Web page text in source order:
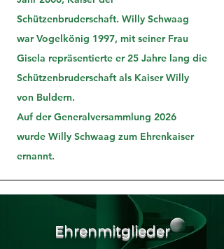
Schützenbruderschaft. Willy Schwaag
war Vogelkönig 1997, mit seiner Frau
Gisela repräsentierte er 25 Jahre lang die
Schützenbruderschaft als Kaiser Willy
von Buldern.
Auf der Generalversammlung 2026
wurde Willy Schwaag zum Ehrenkaiser
ernannt.
Ehrenmitglieder